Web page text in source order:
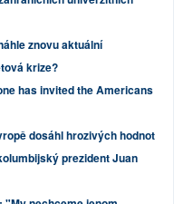
znovu aktuální
krize?
has invited the Americans
dosáhl hrozivých hodnot
prezident Juan